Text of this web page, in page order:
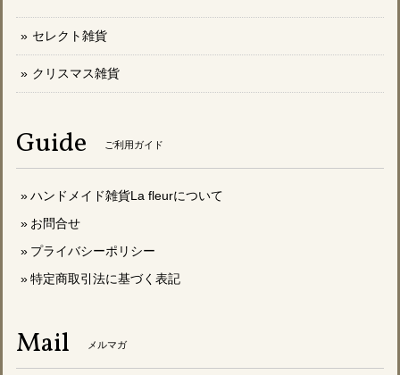
セレクト雑貨
クリスマス雑貨
Guide ご利用ガイド
ハンドメイド雑貨La fleurについて
お問合せ
プライバシーポリシー
特定商取引法に基づく表記
Mail メルマガ